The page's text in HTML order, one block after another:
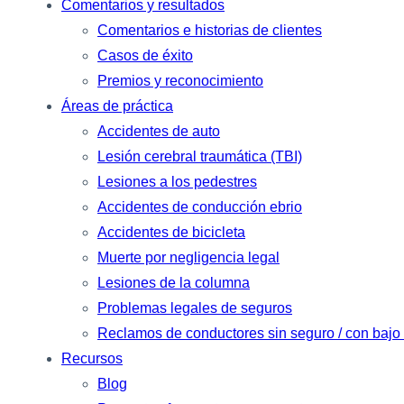
Comentarios y resultados
Comentarios e historias de clientes
Casos de éxito
Premios y reconocimiento
Áreas de práctica
Accidentes de auto
Lesión cerebral traumática (TBI)
Lesiones a los pedestres
Accidentes de conducción ebrio
Accidentes de bicicleta
Muerte por negligencia legal
Lesiones de la columna
Problemas legales de seguros
Reclamos de conductores sin seguro / con bajo
Recursos
Blog